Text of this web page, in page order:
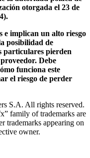
otorgada el 23 de
e implican un alto riesgo
posibilidad de
particulares pierden
Debe
funciona este
el riesgo de perder
S.A. All rights reserved.
family of trademarks are
appearing on
owner.